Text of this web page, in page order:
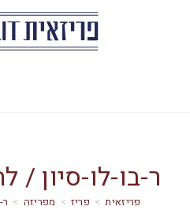
ר-בו-לו-סיון
> פריז > מפריזה >